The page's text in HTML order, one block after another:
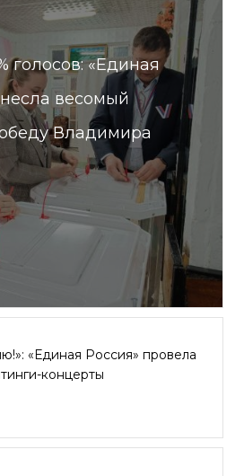
голосов: «Единая
весомый
Владимира
«Единая Россия» провела
концерты